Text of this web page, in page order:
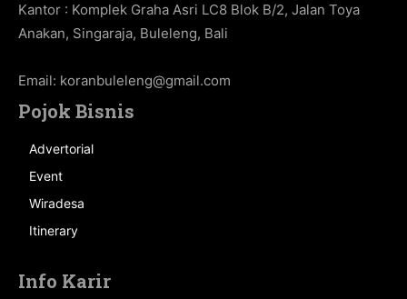
Kantor : Komplek Graha Asri LC8 Blok B/2, Jalan Toya
Anakan, Singaraja, Buleleng, Bali
Email: koranbuleleng@gmail.com
Pojok Bisnis
Advertorial
Event
Wiradesa
Itinerary
Info Karir